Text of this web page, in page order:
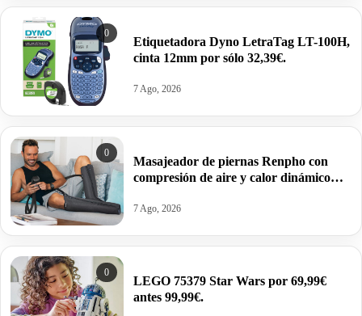
0
Etiquetadora Dyno LetraTag LT-100H,
cinta 12mm por sólo 32,39€.
7 Ago, 2026
0
Masajeador de piernas Renpho con
compresión de aire y calor dinámico
31,99€ antes 109,99€.
7 Ago, 2026
0
LEGO 75379 Star Wars por 69,99€
antes 99,99€.